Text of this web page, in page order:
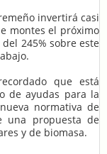
invertirá casi
montes el próximo
245% sobre este
que está
de ayudas para la
normativa de
una propuesta de
y de biomasa.